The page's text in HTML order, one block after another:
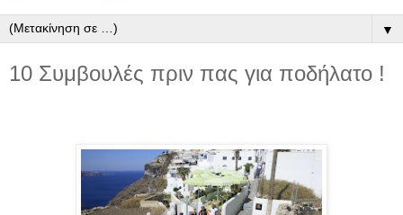
▼
10 Συμβουλές πριν πας για ποδήλατο !